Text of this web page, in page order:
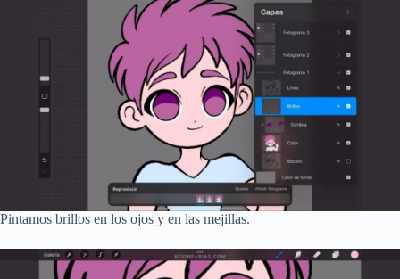
Pintamos brillos en los ojos y en las mejillas.